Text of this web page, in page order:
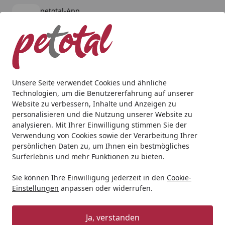
Unsere Seite verwendet Cookies und ähnliche
Technologien, um die Benutzererfahrung auf unserer
Website zu verbessern, Inhalte und Anzeigen zu
personalisieren und die Nutzung unserer Website zu
analysieren. Mit Ihrer Einwilligung stimmen Sie der
Verwendung von Cookies sowie der Verarbeitung Ihrer
persönlichen Daten zu, um Ihnen ein bestmögliches
Surferlebnis und mehr Funktionen zu bieten.
Sie können Ihre Einwilligung jederzeit in den Cookie-
Einstellungen anpassen oder widerrufen.
Ja, verstanden
petotal-App
kostenlos - Im App Store
Alle Produkte
Mein Konto
Suchen
Startseite
Katze Katzennassfutter Mjamjam MJAMJAM Leckere
MJAMJAM Leckere Mahlzeit 200g
Dose Katzennassfutter saftiges
Huhn & Wildlachs